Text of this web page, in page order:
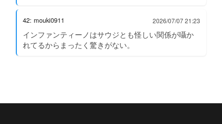
42: mouki0911 2026/07/07 21:23
インファンティーノはサウジとも怪しい関係が囁か
れてるからまったく驚きがない。